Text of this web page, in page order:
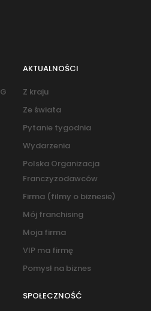
AKTUALNOŚCI
Z kraju
Ze świata
Pytanie tygodnia
Wydarzenia
Polska Organizacja
Franczyzodawców
Firma (filmy o biznesie)
Mój franchising
Moja firma
VIP ma firmę
Pomysł na biznes
SPOŁECZNOŚĆ